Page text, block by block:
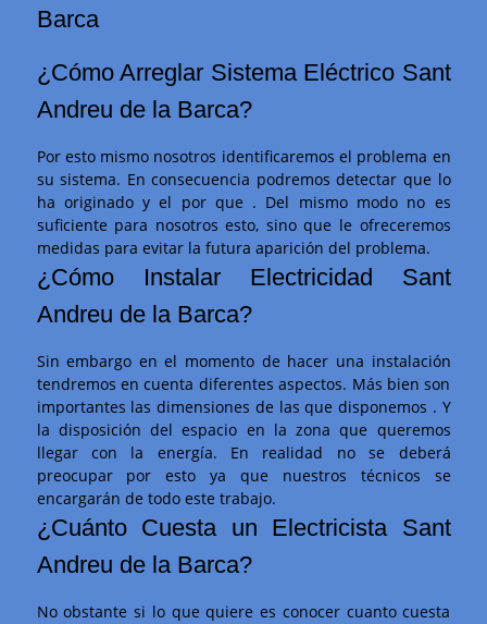
Barca
¿Cómo Arreglar Sistema Eléctrico Sant
Andreu de la Barca?
Por esto mismo nosotros identificaremos el problema en
su sistema. En consecuencia podremos detectar que lo
ha originado y el por que . Del mismo modo no es
suficiente para nosotros esto, sino que le ofreceremos
medidas para evitar la futura aparición del problema.
¿Cómo Instalar Electricidad Sant
Andreu de la Barca?
Sin embargo en el momento de hacer una instalación
tendremos en cuenta diferentes aspectos. Más bien son
importantes las dimensiones de las que disponemos . Y
la disposición del espacio en la zona que queremos
llegar con la energía. En realidad no se deberá
preocupar por esto ya que nuestros técnicos se
encargarán de todo este trabajo.
¿Cuánto Cuesta un Electricista Sant
Andreu de la Barca?
No obstante si lo que quiere es conocer cuanto cuesta